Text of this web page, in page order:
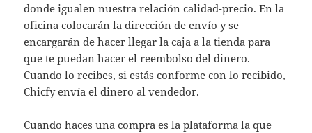
donde igualen nuestra relación calidad-precio. En la
oficina colocarán la dirección de envío y se
encargarán de hacer llegar la caja a la tienda para
que te puedan hacer el reembolso del dinero.
Cuando lo recibes, si estás conforme con lo recibido,
Chicfy envía el dinero al vendedor.
Cuando haces una compra es la plataforma la que